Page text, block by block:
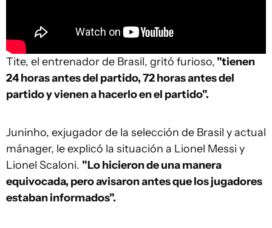
Tite, el entrenador de Brasil, gritó furioso, "tienen
24 horas antes del partido, 72 horas antes del
partido y vienen a hacerlo en el partido".
Juninho, exjugador de la selección de Brasil y actual
mánager, le explicó la situación a Lionel Messi y
Lionel Scaloni. "Lo hicieron de una manera
equivocada, pero avisaron antes que los jugadores
estaban informados".